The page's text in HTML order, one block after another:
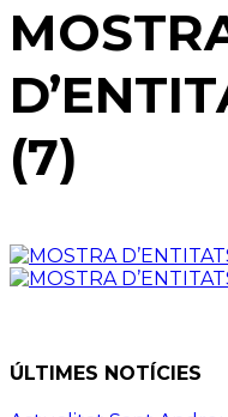
(7)
ÚLTIMES NOTÍCIES